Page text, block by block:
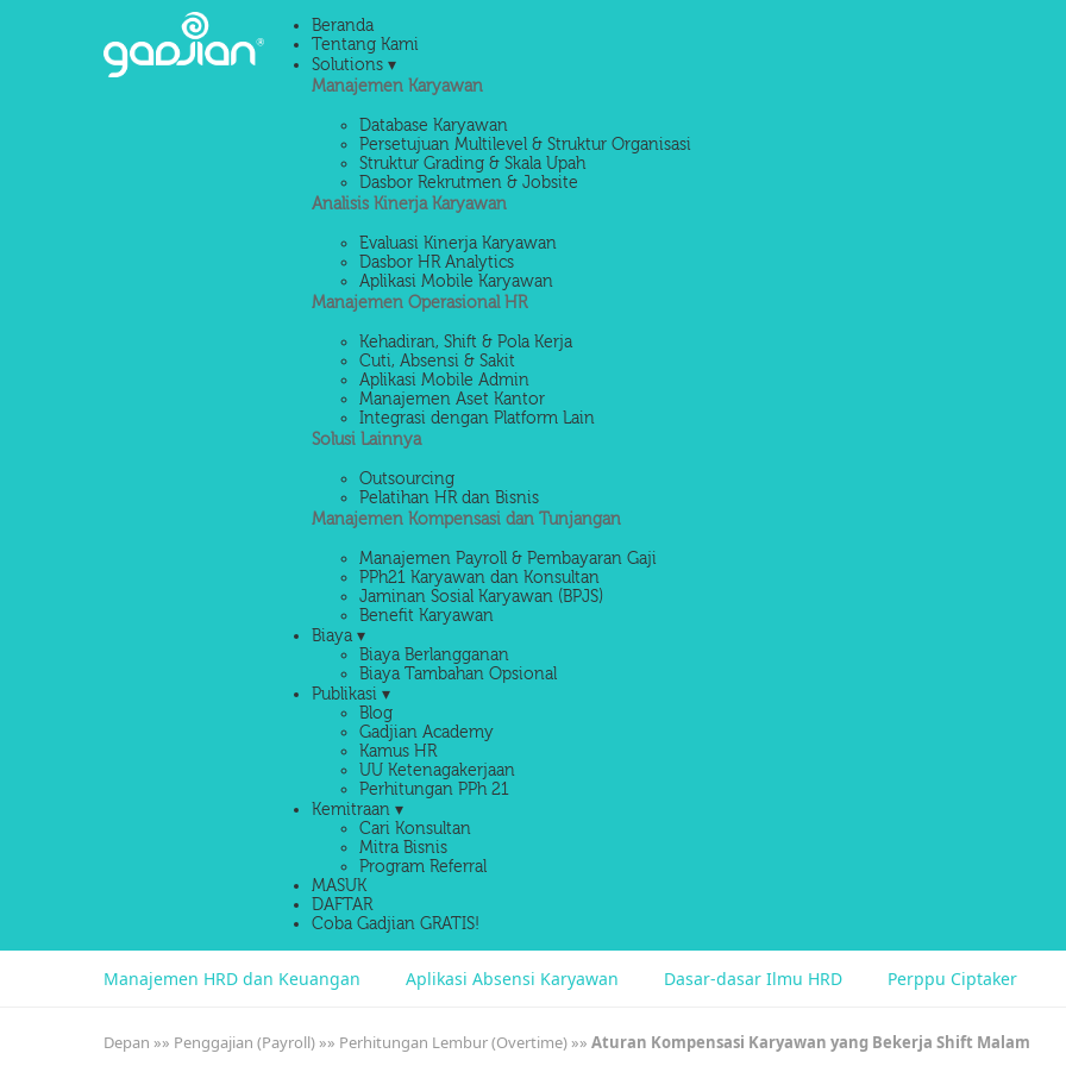
Beranda
Tentang Kami
Solutions ▾
Manajemen Karyawan
Database Karyawan
Persetujuan Multilevel & Struktur Organisasi
Struktur Grading & Skala Upah
Dasbor Rekrutmen & Jobsite
Analisis Kinerja Karyawan
Evaluasi Kinerja Karyawan
Dasbor HR Analytics
Aplikasi Mobile Karyawan
Manajemen Operasional HR
Kehadiran, Shift & Pola Kerja
Cuti, Absensi & Sakit
Aplikasi Mobile Admin
Manajemen Aset Kantor
Integrasi dengan Platform Lain
Solusi Lainnya
Outsourcing
Pelatihan HR dan Bisnis
Manajemen Kompensasi dan Tunjangan
Manajemen Payroll & Pembayaran Gaji
PPh21 Karyawan dan Konsultan
Jaminan Sosial Karyawan (BPJS)
Benefit Karyawan
Biaya ▾
Biaya Berlangganan
Biaya Tambahan Opsional
Publikasi ▾
Blog
Gadjian Academy
Kamus HR
UU Ketenagakerjaan
Perhitungan PPh 21
Kemitraan ▾
Cari Konsultan
Mitra Bisnis
Program Referral
MASUK
DAFTAR
Coba Gadjian GRATIS!
Manajemen HRD dan Keuangan Aplikasi Absensi Karyawan Dasar-dasar Ilmu HRD Perppu Ciptaker
Depan »» Penggajian (Payroll) »» Perhitungan Lembur (Overtime) »» Aturan Kompensasi Karyawan yang Bekerja Shift Malam